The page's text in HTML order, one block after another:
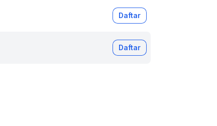
Daftar
Daftar